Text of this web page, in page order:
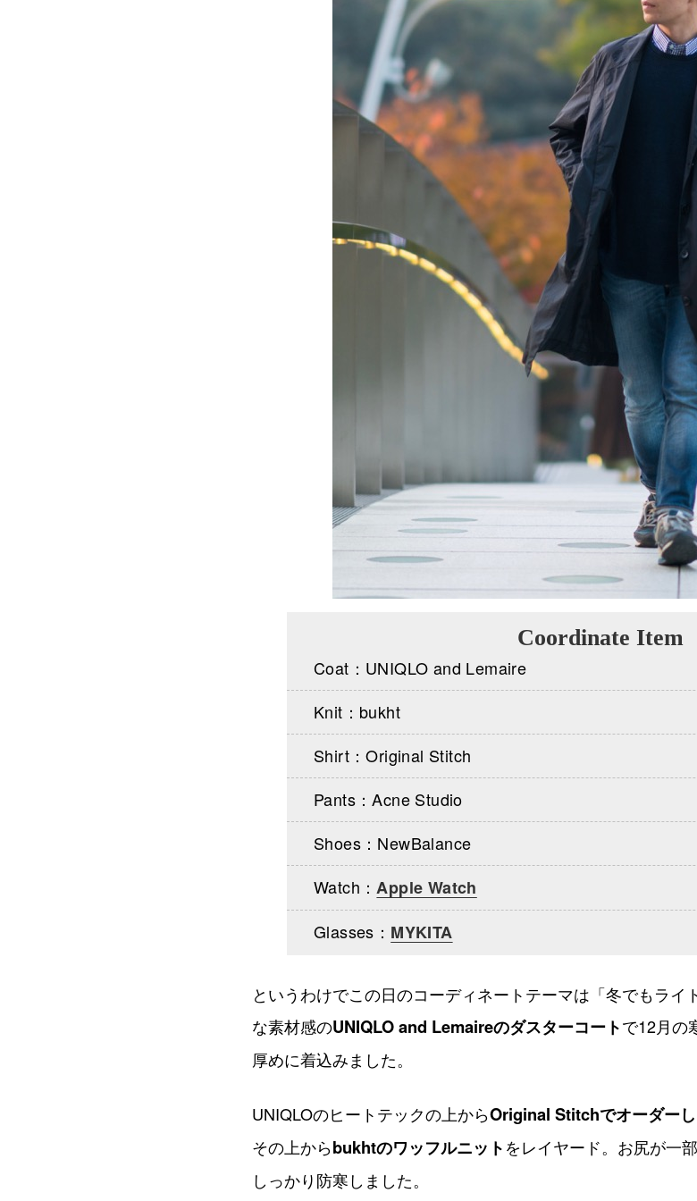
Coordinate Item
Coat：UNIQLO and Lemaire
Knit：bukht
Shirt：Original Stitch
Pants：Acne Studio
Shoes：NewBalance
Watch：Apple Watch
Glasses： MYKITA
というわけでこの日のコーディネートテーマは「冬でもラ
な素材感のUNIQLO and Lemaireのダスターコートで12月の
厚めに着込みました。
UNIQLOのヒートテックの上からOriginal Stitchでオーダー
その上からbukhtのワッフルニットをレイヤード。お尻が一
しっかり防寒しました。